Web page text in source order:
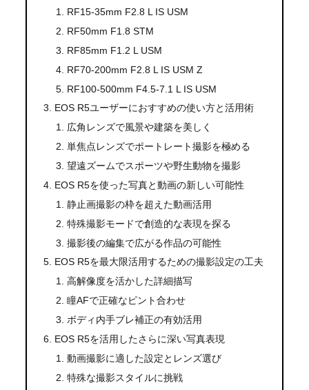
RF15-35mm F2.8 L IS USM
RF50mm F1.8 STM
RF85mm F1.2 L USM
RF70-200mm F2.8 L IS USM Z
RF100-500mm F4.5-7.1 L IS USM
EOS R5ユーザーにおすすめの使い方と活用術
広角レンズで風景や建築を美しく
単焦点レンズでポートレート撮影を極める
望遠ズームでスポーツや野生動物を撮影
EOS R5を使った写真と動画の新しい可能性
静止画撮影の枠を超えた動画活用
特殊撮影モードで創造的な表現を探る
撮影後の編集で広がる作品の可能性
EOS R5を最大限活用するための撮影設定の工夫
高解像度を活かした詳細描写
瞳AFで正確なピント合わせ
ボディ内手ブレ補正の有効活用
EOS R5を活用したさらに深い写真表現
動画撮影に適した設定とレンズ選び
特殊な撮影スタイルに挑戦